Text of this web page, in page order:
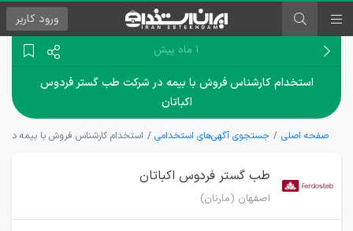
ورود کاربر
۱ ماه پیش
استخدام کارشناس فروش با بیمه در شرکت طب گستر فردوس
اکباتان
صفحه اصلی جستجوی آگهی‌های استخدامی استخدام کارشناس فروش با بیمه
طب گستر فردوس اکباتان
اصفهان (مارنان)